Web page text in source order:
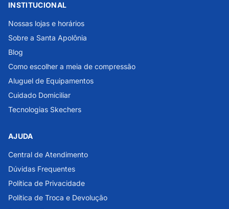
INSTITUCIONAL
Nossas lojas e horários
Sobre a Santa Apolônia
Blog
Como escolher a meia de compressão
Aluguel de Equipamentos
Cuidado Domiciliar
Tecnologias Skechers
AJUDA
Central de Atendimento
Dúvidas Frequentes
Política de Privacidade
Política de Troca e Devolução